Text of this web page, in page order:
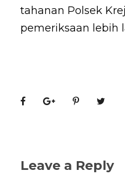
tahanan Polsek
pemeriksaan lebih
Leave a Reply